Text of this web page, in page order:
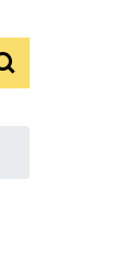
Show
Search